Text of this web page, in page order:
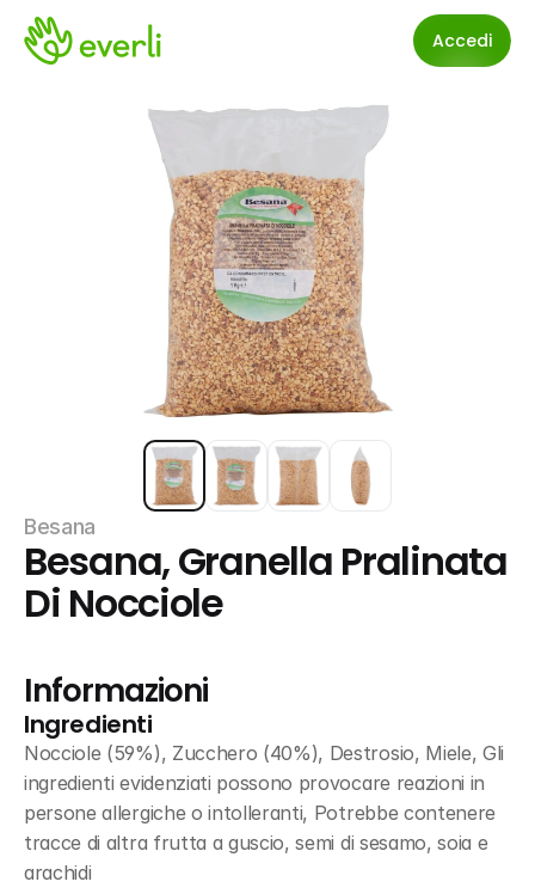
Accedi
Besana
Besana, Granella Pralinata
Di Nocciole
Informazioni
Ingredienti
Nocciole (59%), Zucchero (40%), Destrosio, Miele, Gli
ingredienti evidenziati possono provocare reazioni in
persone allergiche o intolleranti, Potrebbe contenere
tracce di altra frutta a guscio, semi di sesamo, soia e
arachidi